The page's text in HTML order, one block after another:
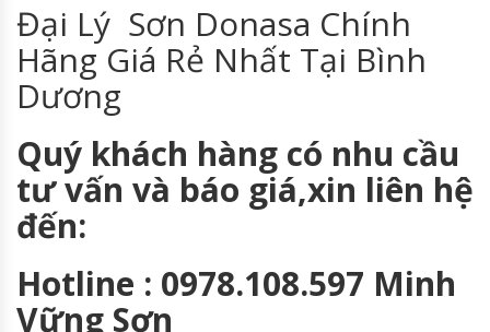
Đại Lý Sơn Donasa Chính
Hãng Giá Rẻ Nhất Tại Bình
Dương
Quý khách hàng có nhu cầu
tư vấn và báo giá,xin liên hệ
đến:
Hotline : 0978.108.597 Minh
Vững Sơn